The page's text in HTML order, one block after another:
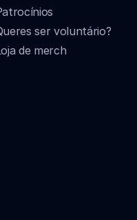
ser voluntário?
de merch